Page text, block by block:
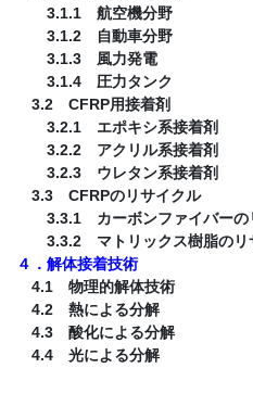
3.1.1 航空機分野
3.1.2 自動車分野
3.1.3 風力発電
3.1.4 圧力タンク
3.2 CFRP用接着剤
3.2.1 エポキシ系接着剤
3.2.2 アクリル系接着剤
3.2.3 ウレタン系接着剤
3.3 CFRPのリサイクル
3.3.1 カーボンファイバーの
3.3.2 マトリックス樹脂のリ
４．解体接着技術
4.1 物理的解体技術
4.2 熱による分解
4.3 酸化による分解
4.4 光による分解